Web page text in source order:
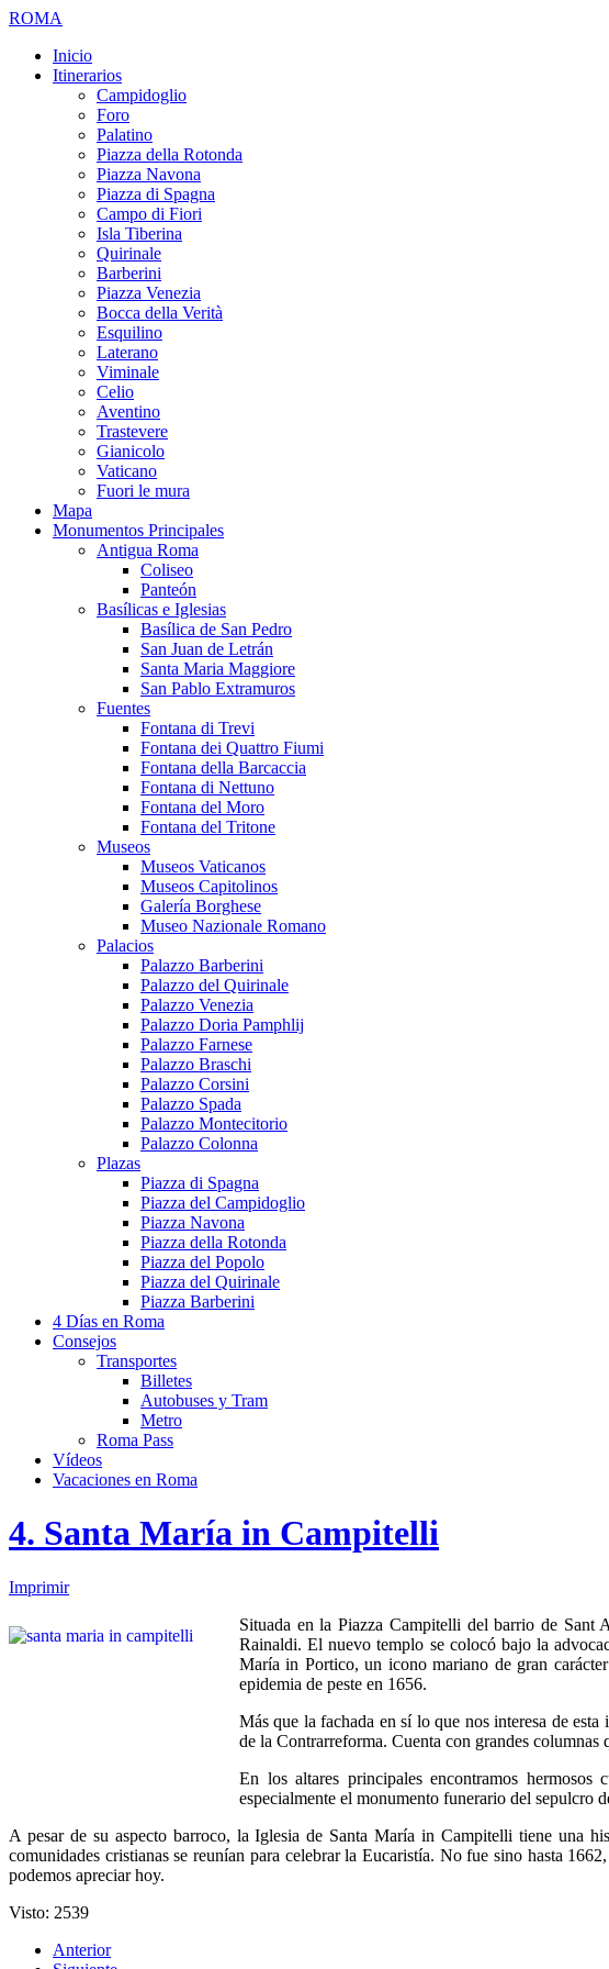
ROMA
Inicio
Itinerarios
Campidoglio
Foro
Palatino
Piazza della Rotonda
Piazza Navona
Piazza di Spagna
Campo di Fiori
Isla Tiberina
Quirinale
Barberini
Piazza Venezia
Bocca della Verità
Esquilino
Laterano
Viminale
Celio
Aventino
Trastevere
Gianicolo
Vaticano
Fuori le mura
Mapa
Monumentos Principales
Antigua Roma
Coliseo
Panteón
Basílicas e Iglesias
Basílica de San Pedro
San Juan de Letrán
Santa Maria Maggiore
San Pablo Extramuros
Fuentes
Fontana di Trevi
Fontana dei Quattro Fiumi
Fontana della Barcaccia
Fontana di Nettuno
Fontana del Moro
Fontana del Tritone
Museos
Museos Vaticanos
Museos Capitolinos
Galería Borghese
Museo Nazionale Romano
Palacios
Palazzo Barberini
Palazzo del Quirinale
Palazzo Venezia
Palazzo Doria Pamphlij
Palazzo Farnese
Palazzo Braschi
Palazzo Corsini
Palazzo Spada
Palazzo Montecitorio
Palazzo Colonna
Plazas
Piazza di Spagna
Piazza del Campidoglio
Piazza Navona
Piazza della Rotonda
Piazza del Popolo
Piazza del Quirinale
Piazza Barberini
4 Días en Roma
Consejos
Transportes
Billetes
Autobuses y Tram
Metro
Roma Pass
Vídeos
Vacaciones en Roma
4. Santa María in Campitelli
Imprimir
Situada en la Piazza Campitelli del barrio de
Rainaldi. El nuevo templo se colocó bajo la
María in Portico, un icono mariano de gran
epidemia de peste en 1656.
Más que la fachada en sí lo que nos interesa de
de la Contrarreforma. Cuenta con grandes columnas
En los altares principales encontramos
especialmente el monumento funerario del sepulcro
A pesar de su aspecto barroco, la Iglesia de Santa María in Campitelli tiene una
comunidades cristianas se reunían para celebrar la Eucaristía. No fue sino hasta
podemos apreciar hoy.
Visto: 2539
Anterior